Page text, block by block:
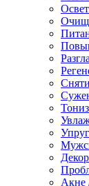
Акне